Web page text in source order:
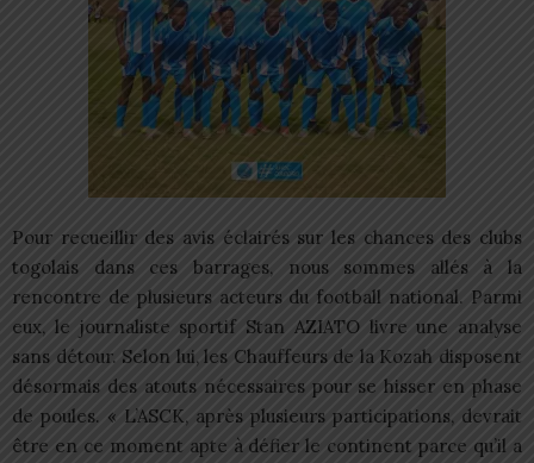
Pour recueillir des avis éclairés sur les chances des clubs
togolais dans ces barrages, nous sommes allés à la
rencontre de plusieurs acteurs du football national. Parmi
eux, le journaliste sportif Stan AZIATO livre une analyse
sans détour. Selon lui, les Chauffeurs de la Kozah disposent
désormais des atouts nécessaires pour se hisser en phase
de poules. « L’ASCK, après plusieurs participations, devrait
être en ce moment apte à défier le continent parce qu’il a